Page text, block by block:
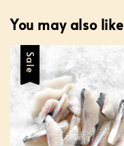
You may also like
Sale